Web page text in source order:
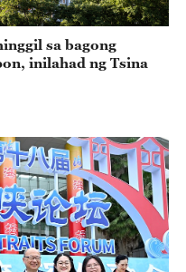
sa bagong
inilahad ng Tsina